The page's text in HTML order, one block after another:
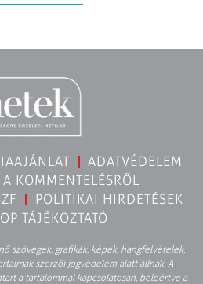
ADATVÉDELEM
KOMMENTELÉSRŐL
POLITIKAI HIRDETÉSEK
TÁJÉKOZTATÓ
szövegek, grafikák, képek, hangfelvételek,
szerzői jogvédelem alatt állnak. A
a tartalommal kapcsolatosan, beleértve a